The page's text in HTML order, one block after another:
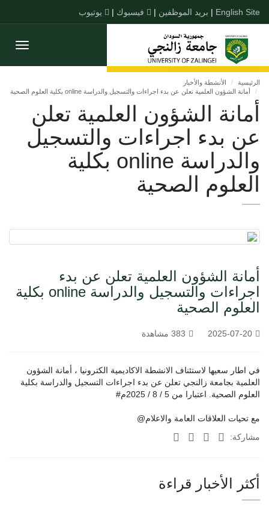
English Site
| بريد الموظفين | فيسبوك | يوتيوب
الرئيسية
الأنشطة والأخبار
أمانة الشؤون العلمية تعلن عن بدء اجراءات والتسجيل والدراسة online بكلية العلوم الصحية
أمانة الشؤون العلمية تعلن
عن بدء اجراءات والتسجيل
والدراسة online بكلية
العلوم الصحية
أمانة الشؤون العلمية تعلن عن بدء
اجراءات والتسجيل والدراسة online بكلية
العلوم الصحية
2025-07-20 383 مشاهدة
في اطار سعيها لاستئناف الانشطة الاكاديمية الكترونيا ، أمانة الشؤون
العلمية بجامعة زالنجي تعلن عن بدء اجراءات التسجيل والدراسة بكلية
العلوم الصحية. اعتبارا من 5 / 8 / 2025م#
مع تحيات العلاقات العامة والاعلام@
مشاركة:
أكثر الأخبار قراءة